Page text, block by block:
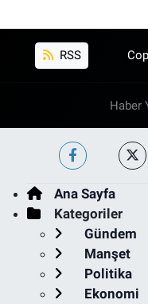
RSS
Haber
Ana Sayfa
Kategoriler
Gündem
Manşet
Politika
Ekonomi